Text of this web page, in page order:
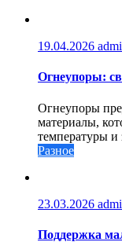
19.04.2026
Огнеупоры:
Огнеупоры
материалы,
температуры
Разное
23.03.2026
Поддержка